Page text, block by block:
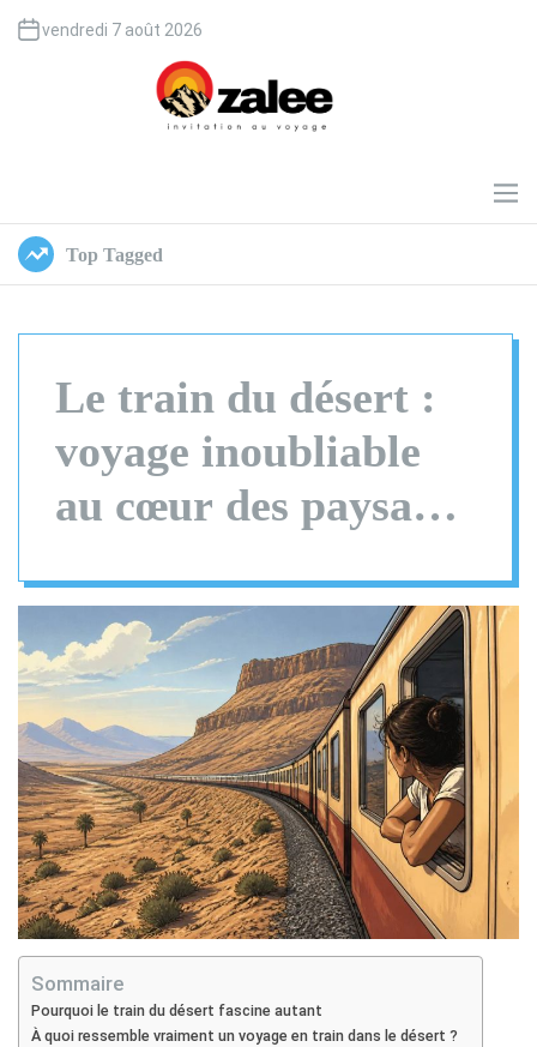
n
vendredi 7 août 2026
l
e
e
M
e
Top Tagged
Le train du désert :
voyage inoubliable
au cœur des paysages
Sommaire
Pourquoi le train du désert fascine autant
À quoi ressemble vraiment un voyage en train dans le désert ?